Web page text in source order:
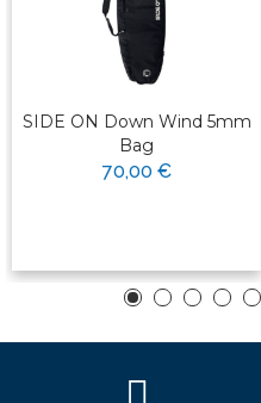
SIDE ON Down Wind 5mm
Bag
70,00 €